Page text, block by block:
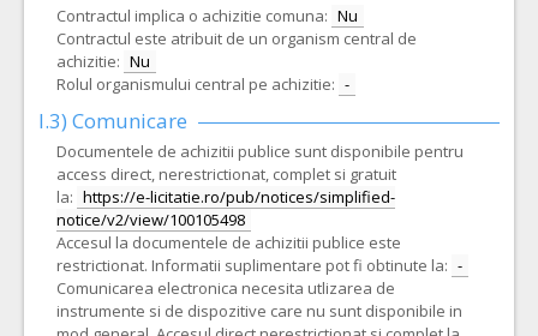
Contractul implica o achizitie comuna: Nu
Contractul este atribuit de un organism central de
achizitie: Nu
Rolul organismului central pe achizitie: -
I.3) Comunicare
Documentele de achizitii publice sunt disponibile pentru
access direct, nerestrictionat, complet si gratuit
la: https://e-licitatie.ro/pub/notices/simplified-
notice/v2/view/100105498
Accesul la documentele de achizitii publice este
restrictionat. Informatii suplimentare pot fi obtinute la: -
Comunicarea electronica necesita utlizarea de
instrumente si de dispozitive care nu sunt disponibile in